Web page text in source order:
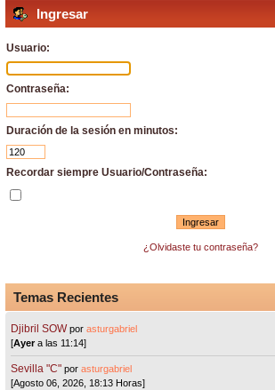
Ingresar
Usuario:
Contraseña:
Duración de la sesión en minutos:
Recordar siempre Usuario/Contraseña:
¿Olvidaste tu contraseña?
Temas Recientes
Djibril SOW porasturgabriel
[Ayera las 11:14]
Sevilla "C"porasturgabriel
[Agosto 06, 2026, 18:13 Horas]